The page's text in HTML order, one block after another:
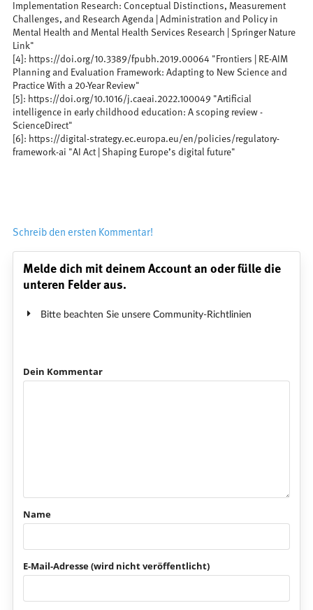
Implementation Research: Conceptual Distinctions, Measurement
Challenges, and Research Agenda | Administration and Policy in
Mental Health and Mental Health Services Research | Springer Nature
Link"
[4]: https://doi.org/10.3389/fpubh.2019.00064 "Frontiers | RE-AIM
Planning and Evaluation Framework: Adapting to New Science and
Practice With a 20-Year Review"
[5]: https://doi.org/10.1016/j.caeai.2022.100049 "Artificial
intelligence in early childhood education: A scoping review -
ScienceDirect"
[6]: https://digital-strategy.ec.europa.eu/en/policies/regulatory-
framework-ai "AI Act | Shaping Europe’s digital future"
Schreib den ersten Kommentar!
Melde dich mit deinem Account an oder fülle die
unteren Felder aus.
Bitte beachten Sie unsere Community-Richtlinien
Dein Kommentar
Name
E-Mail-Adresse (wird nicht veröffentlicht)